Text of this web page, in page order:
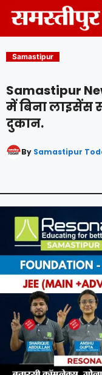
content
Samastipur
Samastipur
में बिना लाइसेंस
दुकान.
By Samastipur